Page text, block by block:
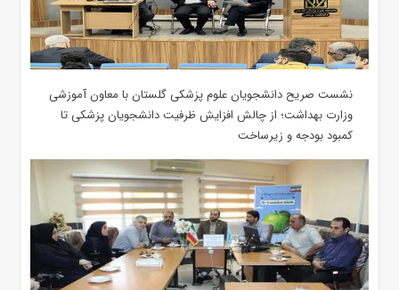
نشست صریح دانشجویان علوم پزشکی گلستان با معاون آموزشی
وزارت بهداشت؛ از چالش افزایش ظرفیت دانشجویان ‌پزشکی تا
کمبود بودجه و زیرساخت